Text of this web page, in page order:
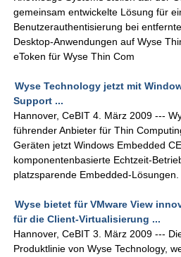
gemeinsam entwickelte Lösung für
Benutzerauthentisierung bei
Desktop-Anwendungen auf Wyse
eToken für Wyse Thin Com
Wyse Technology jetzt mit
Support ...
Hannover, CeBIT 4. März 2009 ---
führender Anbieter für Thin
Geräten jetzt Windows Embedded
komponentenbasierte Echtzeit-
platzsparende Embedded-
Wyse bietet für VMware View
für die Client-Virtualisierung ...
Hannover, CeBIT 3. März 2009 ---
Produktlinie von Wyse Technology,